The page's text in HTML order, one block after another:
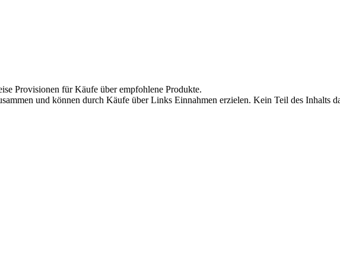
Provisionen für Käufe über empfohlene Produkte.
und können durch Käufe über Links Einnahmen erzielen. Kein Teil des Inhalts